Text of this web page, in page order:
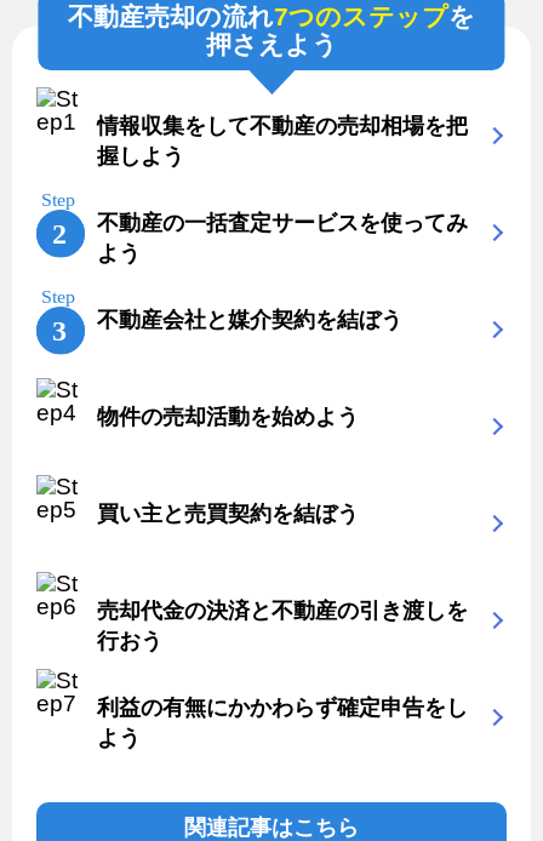
不動産売却の流れ7つのステップを
押さえよう
情報収集をして不動産の売却相場を把
握しよう
不動産の一括査定サービスを使ってみ
よう
不動産会社と媒介契約を結ぼう
物件の売却活動を始めよう
買い主と売買契約を結ぼう
売却代金の決済と不動産の引き渡しを
行おう
利益の有無にかかわらず確定申告をし
よう
関連記事はこちら